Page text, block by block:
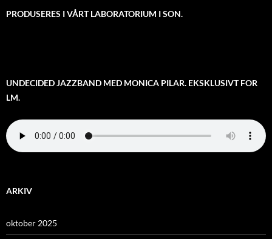
PRODUSERES I VÅRT LABORATORIUM I SON.
UNDECIDED JAZZBAND MED MONICA PILAR. EKSKLUSIVT FOR
LM.
ARKIV
oktober 2025